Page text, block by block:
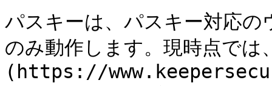
パスキーは、パスキー対応
のみ動作します。現時点で
(https://